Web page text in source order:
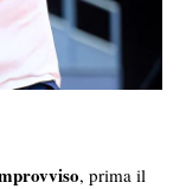
, prima il